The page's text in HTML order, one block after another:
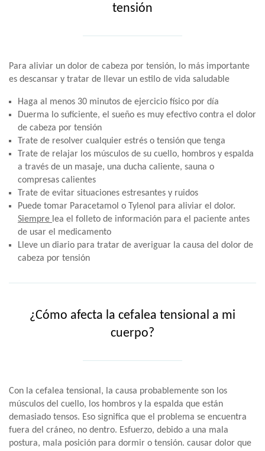
tensión
Para aliviar un dolor de cabeza por tensión, lo más importante
es descansar y tratar de llevar un estilo de vida saludable
Haga al menos 30 minutos de ejercicio físico por día
Duerma lo suficiente, el sueño es muy efectivo contra el dolor
de cabeza por tensión
Trate de resolver cualquier estrés o tensión que tenga
Trate de relajar los músculos de su cuello, hombros y espalda
a través de un masaje, una ducha caliente, sauna o
compresas calientes
Trate de evitar situaciones estresantes y ruidos
Puede tomar Paracetamol o Tylenol para aliviar el dolor.
Siempre lea el folleto de información para el paciente antes
de usar el medicamento
Lleve un diario para tratar de averiguar la causa del dolor de
cabeza por tensión
¿Cómo afecta la cefalea tensional a mi
cuerpo?
Con la cefalea tensional, la causa probablemente son los
músculos del cuello, los hombros y la espalda que están
demasiado tensos. Eso significa que el problema se encuentra
fuera del cráneo, no dentro. Esfuerzo, debido a una mala
postura, mala posición para dormir o tensión. causar dolor que